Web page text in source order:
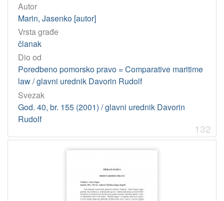
Autor
Marin, Jasenko [autor]
Vrsta građe
članak
Dio od
Poredbeno pomorsko pravo = Comparative maritime
law / glavni urednik Davorin Rudolf
Svezak
God. 40, br. 155 (2001) / glavni urednik Davorin
Rudolf
132